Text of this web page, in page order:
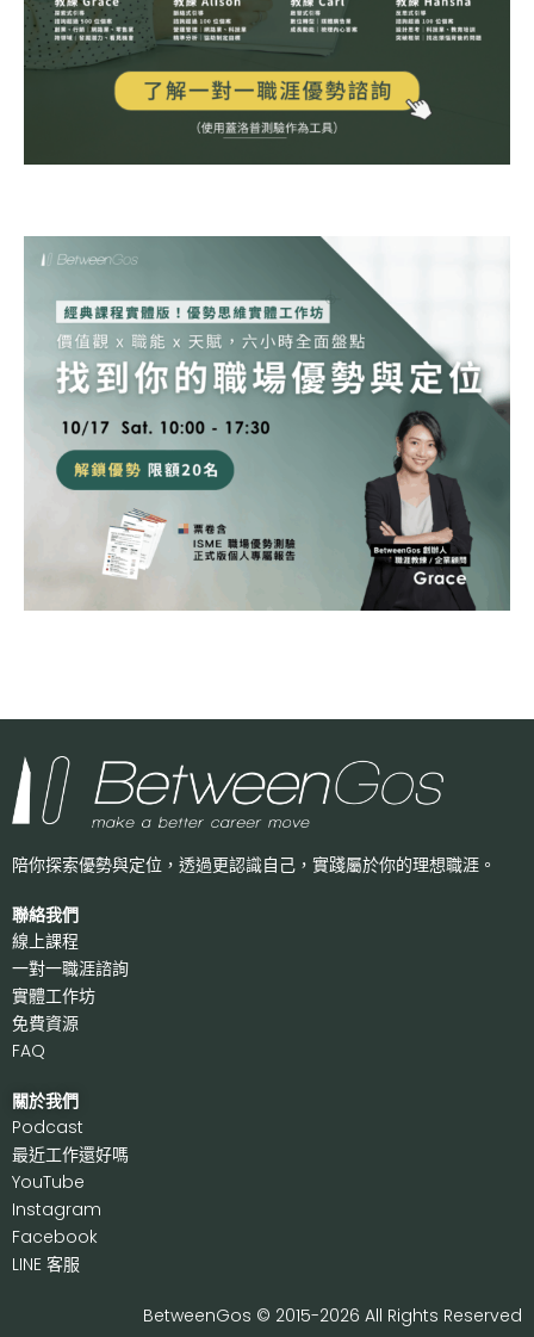
陪你探索優勢與定位，透過更認識自己， 實踐屬於你的理想職涯。
聯絡我們
線上課程
一對一職涯諮詢
實體工作坊
免費資源
FAQ
關於我們
Podcast
最近工作還好嗎
YouTube
Instagram
Facebook
LINE 客服
BetweenGos © 2015-2026 All Rights Reserved